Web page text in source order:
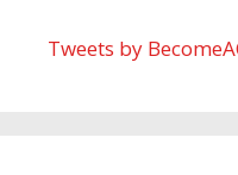
Tweets by